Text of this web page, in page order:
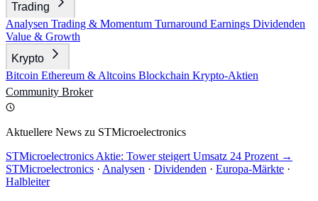
Trading
Analysen Trading & Momentum Turnaround Earnings Dividenden
Value & Growth
Krypto
Bitcoin Ethereum & Altcoins Blockchain Krypto-Aktien
Community Broker
Aktuellere News zu STMicroelectronics
STMicroelectronics Aktie: Tower steigert Umsatz 24 Prozent →
STMicroelectronics · Analysen · Dividenden · Europa-Märkte ·
Halbleiter